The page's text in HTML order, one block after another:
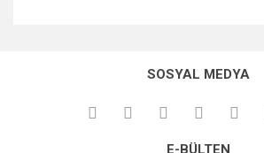
kullanarak tarafımıza iletebilirsiniz.
Görüş ve önerileriniz için teşekkür ederiz.
SOSYAL MEDYA
E-BÜLTEN